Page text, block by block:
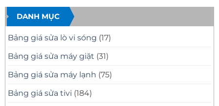
Báo
Giá
Minh
Bạch
Tín
–
Có
Mặt
Nhanh,
Sửa
Bệnh
Tại
Nhà
Quận
10
Uy
Tín
Mặt
Nhanh
30
Phút
luận
ở
Dịch
Vụ
Sửa
Tivi
Tại
Nhà
8
Chuyên
DANH MỤC
Bảng giá sửa lò vi sóng (17)
Bảng giá sửa máy giặt (31)
Bảng giá sửa máy lạnh (75)
Bảng giá sửa tivi (184)